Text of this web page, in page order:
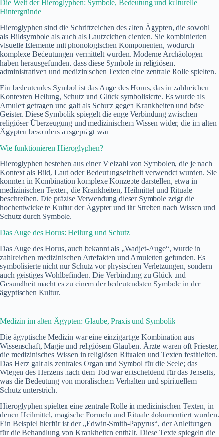
Die Welt der Hieroglyphen: Symbole, Bedeutung und kulturelle
Hintergründe
Hieroglyphen sind die Schriftzeichen des alten Ägypten, die sowohl
als Bildsymbole als auch als Lautzeichen dienten. Sie kombinierten
visuelle Elemente mit phonologischen Komponenten, wodurch
komplexe Bedeutungen vermittelt wurden. Moderne Archäologen
haben herausgefunden, dass diese Symbole in religiösen,
administrativen und medizinischen Texten eine zentrale Rolle spielten.
Ein bedeutendes Symbol ist das Auge des Horus, das in zahlreichen
Kontexten Heilung, Schutz und Glück symbolisierte. Es wurde als
Amulett getragen und galt als Schutz gegen Krankheiten und böse
Geister. Diese Symbolik spiegelt die enge Verbindung zwischen
religiöser Überzeugung und medizinischem Wissen wider, die im alten
Ägypten besonders ausgeprägt war.
Wie funktionieren Hieroglyphen?
Hieroglyphen bestehen aus einer Vielzahl von Symbolen, die je nach
Kontext als Bild, Laut oder Bedeutungseinheit verwendet wurden. Sie
konnten in Kombination komplexe Konzepte darstellen, etwa in
medizinischen Texten, die Krankheiten, Heilmittel und Rituale
beschreiben. Die präzise Verwendung dieser Symbole zeigt die
hochentwickelte Kultur der Ägypter und ihr Streben nach Wissen und
Schutz durch Symbole.
Das Auge des Horus: Heilung und Schutz
Das Auge des Horus, auch bekannt als „Wadjet-Auge“, wurde in
zahlreichen medizinischen Artefakten und Amuletten gefunden. Es
symbolisierte nicht nur Schutz vor physischen Verletzungen, sondern
auch geistiges Wohlbefinden. Die Verbindung zu Glück und
Gesundheit macht es zu einem der bedeutendsten Symbole in der
ägyptischen Kultur.
Medizin im alten Ägypten: Glaube, Praxis und Symbolik
Die ägyptische Medizin war eine einzigartige Kombination aus
Wissenschaft, Magie und religiösem Glauben. Ärzte waren oft Priester,
die medizinisches Wissen in religiösen Ritualen und Texten festhielten.
Das Herz galt als zentrales Organ und Symbol für die Seele; das
Wiegen des Herzens nach dem Tod war entscheidend für das Jenseits,
was die Bedeutung von moralischem Verhalten und spirituellem
Schutz unterstrich.
Hieroglyphen spielten eine zentrale Rolle in medizinischen Texten, in
denen Heilmittel, magische Formeln und Rituale dokumentiert wurden.
Ein Beispiel hierfür ist der „Edwin-Smith-Papyrus“, der Anleitungen
für die Behandlung von Krankheiten enthält. Diese Texte spiegeln die